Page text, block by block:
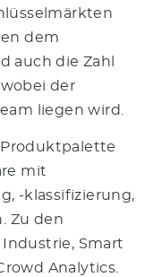
dem
auch die Zahl
der
liegen wird.
mit
-klassifizierung,
Zu den
Smart
Analytics.